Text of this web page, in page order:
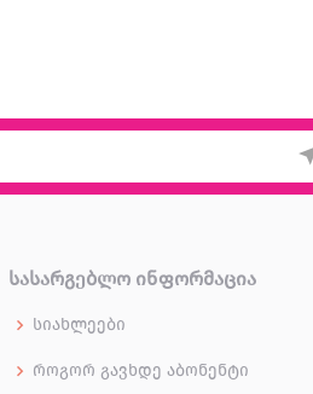
ᲡᲐᲡᲐᲠᲒᲔᲑᲚᲝ ᲘᲜᲤᲝᲠᲛᲐᲪᲘᲐ
სიახლეები
როგორ გავხდე აბონენტი